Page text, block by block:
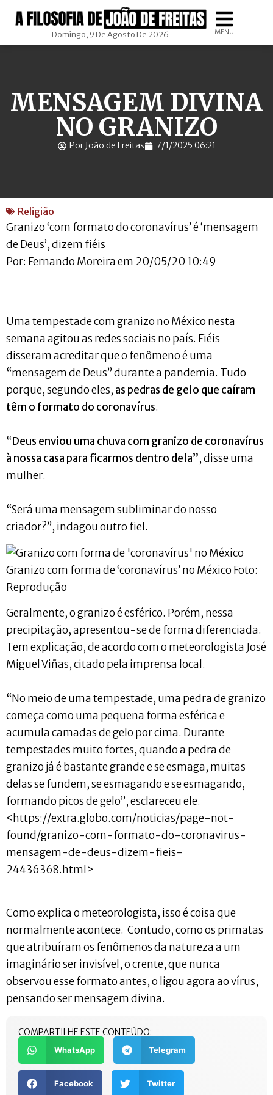
Domingo, 9 De Agosto De 2026 MENU
MENSAGEM DIVINA
NO GRANIZO
Por João de Freitas 7/1/2025 06:21
Religião
Granizo ‘com formato do coronavírus’ é ‘mensagem
de Deus’, dizem fiéis
Por: Fernando Moreira em 20/05/20 10:49
Uma tempestade com granizo no México nesta
semana agitou as redes sociais no país. Fiéis
disseram acreditar que o fenômeno é uma
“mensagem de Deus” durante a pandemia. Tudo
porque, segundo eles, as pedras de gelo que caíram
têm o formato do coronavírus.
“Deus enviou uma chuva com granizo de coronavírus
à nossa casa para ficarmos dentro dela”, disse uma
mulher.
“Será uma mensagem subliminar do nosso
criador?”, indagou outro fiel.
Granizo com forma de ‘coronavírus’ no México Foto:
Reprodução
Geralmente, o granizo é esférico. Porém, nessa
precipitação, apresentou-se de forma diferenciada.
Tem explicação, de acordo com o meteorologista José
Miguel Viñas, citado pela imprensa local.
“No meio de uma tempestade, uma pedra de granizo
começa como uma pequena forma esférica e
acumula camadas de gelo por cima. Durante
tempestades muito fortes, quando a pedra de
granizo já é bastante grande e se esmaga, muitas
delas se fundem, se esmagando e se esmagando,
formando picos de gelo”, esclareceu ele.
<https://extra.globo.com/noticias/page-not-
found/granizo-com-formato-do-coronavirus-
mensagem-de-deus-dizem-fieis-
24436368.html>
Como explica o meteorologista, isso é coisa que
normalmente acontece. Contudo, como os primatas
que atribuíram os fenômenos da natureza a um
imaginário ser invisível, o crente, que nunca
observou esse formato antes, o ligou agora ao vírus,
pensando ser mensagem divina.
COMPARTILHE ESTE CONTEÚDO:
WhatsApp Telegram
Facebook Twitter